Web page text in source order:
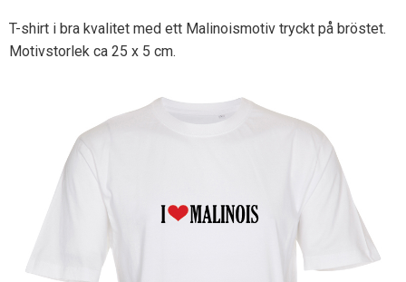
T-shirt i bra kvalitet med ett Malinoismotiv tryckt på bröstet.
Motivstorlek ca 25 x 5 cm.